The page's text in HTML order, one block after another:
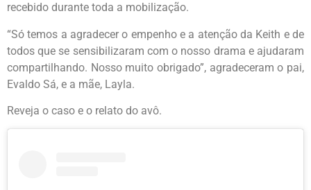
recebido durante toda a mobilização.
“Só temos a agradecer o empenho e a atenção da Keith e de
todos que se sensibilizaram com o nosso drama e ajudaram
compartilhando. Nosso muito obrigado”, agradeceram o pai,
Evaldo Sá, e a mãe, Layla.
Reveja o caso e o relato do avô.